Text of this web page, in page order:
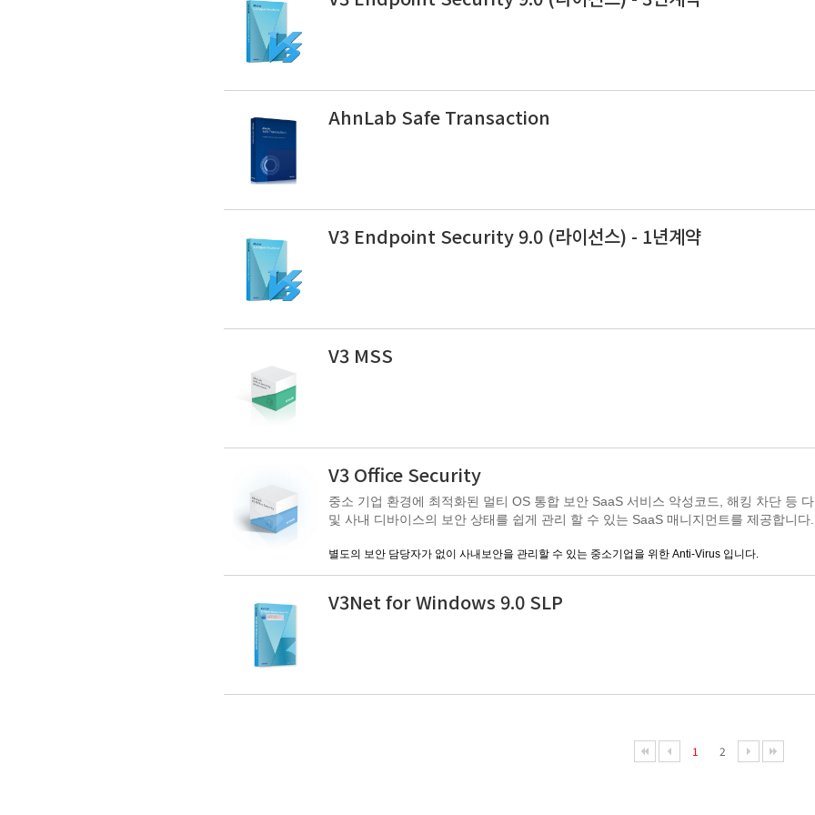
AhnLab Safe Transaction
V3 Endpoint Security 9.0 (라이선스) - 1년계약
V3 MSS
V3 Office Security
중소 기업 환경에 최적화된 멀티 OS 통합 보안 SaaS 서비스 악성코드, 해킹 차단 등 다양한 보안 위협 예방
및 사내 디바이스의 보안 상태를 쉽게 관리 할 수 있는 SaaS 매니지먼트를 제공합니다.
별도의 보안 담당자가 없이 사내보안을 관리할 수 있는 중소기업을 위한 Anti-Virus 입니다.
V3Net for Windows 9.0 SLP
1 2